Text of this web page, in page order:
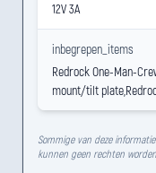
12V 3A
inbegrepen_items
Redrock One-Man-
mount/tilt
Sommige van deze
kunnen geen rechten